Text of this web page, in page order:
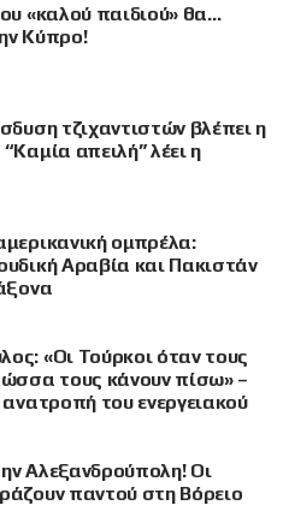
«καλού παιδιού» θα…
Κύπρο!
τζιχαντιστών βλέπει η
απειλή” λέει η
ομπρέλα:
Αραβία και Πακιστάν
«Οι Τούρκοι όταν τους
τους κάνουν πίσω» –
ανατροπή του ενεργειακού
Αλεξανδρούπολη! Οι
παντού στη Βόρειο